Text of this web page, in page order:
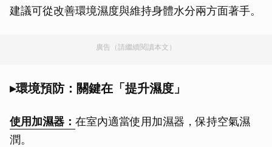
建議可從改善環境濕度與維持身體水分兩方面著手。
廣告（請繼續閱讀本文）
▸環境預防：關鍵在「提升濕度」
使用加濕器： 在室內適當使用加濕器，保持空氣濕
潤。